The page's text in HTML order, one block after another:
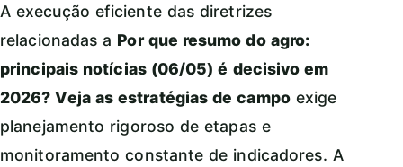
A execução eficiente das diretrizes
relacionadas a Por que resumo do agro:
principais notícias (06/05) é decisivo em
2026? Veja as estratégias de campoexige
planejamento rigoroso de etapas e
monitoramento constante de indicadores. A